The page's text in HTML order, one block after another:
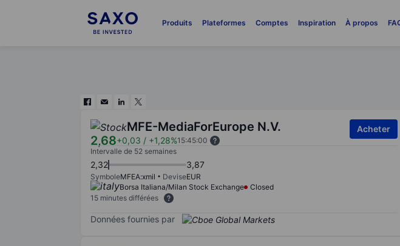
Produits Plateformes Comptes Inspiration À propos
MFE-MediaForEurope N.V.
2,68+0,03 / +1,28%15:45:00
Acheter
Intervalle de 52 semaines
2,32 3,87
SymboleMFEA:xmil DeviseEUR
Borsa Italiana/Milan Stock Exchange
Closed
15 minutes différées
Données fournies par